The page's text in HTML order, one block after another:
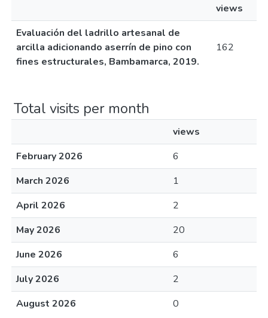
views
Evaluación del ladrillo artesanal de
arcilla adicionando aserrín de pino con
fines estructurales, Bambamarca, 2019.
162
Total visits per month
views
February 2026
6
March 2026
1
April 2026
2
May 2026
20
June 2026
6
July 2026
2
August 2026
0